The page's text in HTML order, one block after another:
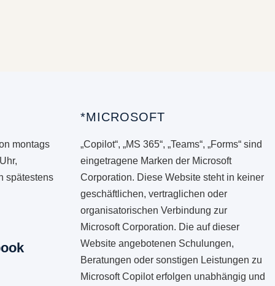
montags
spätestens
*MICROSOFT
„Copilot“, „MS 365“, „Teams“, „Forms“ sind
eingetragene Marken der Microsoft
Corporation. Diese Website steht in keiner
geschäftlichen, vertraglichen oder
organisatorischen Verbindung zur
Microsoft Corporation. Die auf dieser
Website angebotenen Schulungen,
Beratungen oder sonstigen Leistungen zu
Microsoft Copilot erfolgen unabhängig und